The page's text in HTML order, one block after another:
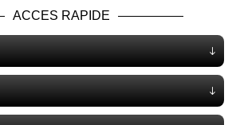
ACCES RAPIDE